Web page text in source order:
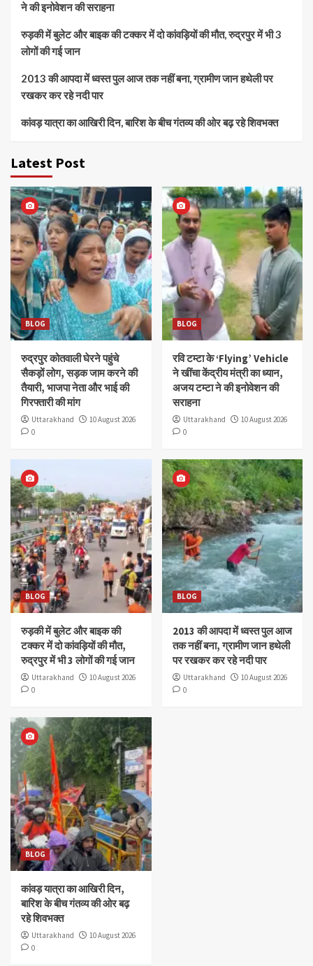
ने की इनोवेशन की सराहना
रुड़की में बुलेट और बाइक की टक्कर में दो कांवड़ियों की मौत, रुद्रपुर में भी 3
लोगों की गई जान
2013 की आपदा में ध्वस्त पुल आज तक नहीं बना, ग्रामीण जान हथेली पर
रखकर कर रहे नदी पार
कांवड़ यात्रा का आखिरी दिन, बारिश के बीच गंतव्य की ओर बढ़ रहे शिवभक्त
Latest Post
BLOG
रुद्रपुर कोतवाली घेरने पहुंचे
सैकड़ों लोग, सड़क जाम करने की
तैयारी, भाजपा नेता और भाई की
गिरफ्तारी की मांग
Uttarakhand
10 August 2026
0
BLOG
रवि टम्टा के ‘Flying’ Vehicle
ने खींचा केंद्रीय मंत्री का ध्यान,
अजय टम्टा ने की इनोवेशन की
सराहना
Uttarakhand
10 August 2026
0
BLOG
रुड़की में बुलेट और बाइक की
टक्कर में दो कांवड़ियों की मौत,
रुद्रपुर में भी 3 लोगों की गई जान
Uttarakhand
10 August 2026
0
BLOG
2013 की आपदा में ध्वस्त पुल आज
तक नहीं बना, ग्रामीण जान हथेली
पर रखकर कर रहे नदी पार
Uttarakhand
10 August 2026
0
BLOG
कांवड़ यात्रा का आखिरी दिन,
बारिश के बीच गंतव्य की ओर बढ़
रहे शिवभक्त
Uttarakhand
10 August 2026
0